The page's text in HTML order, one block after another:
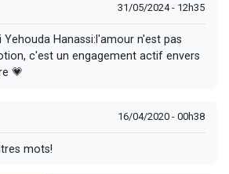
31/05/2024 - 12h35
Hanassi:l'amour n'est pas
c'est un engagement actif envers
💗
16/04/2020 - 00h38
mots!